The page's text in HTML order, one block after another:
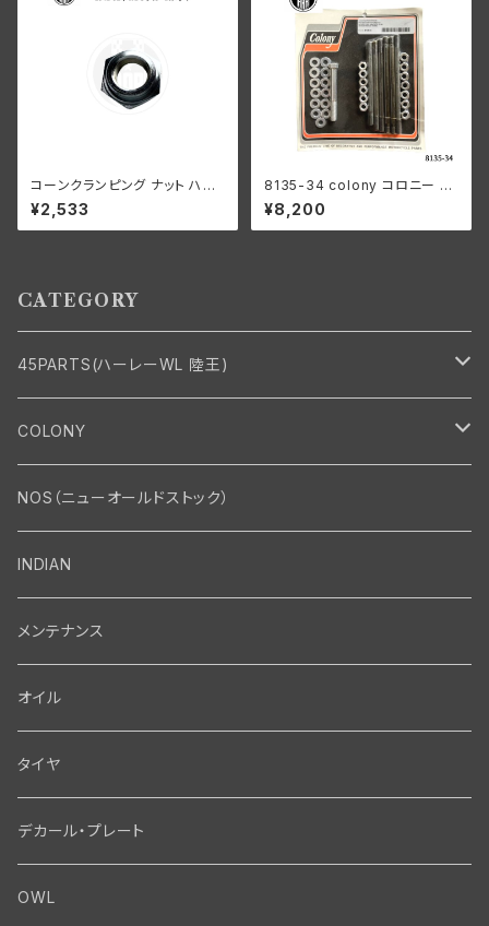
コーンクランピング ナット ハン
ドルバー ハーレーダビッドソン 1
941-52年 WL G クロームメッ
キ
¥2,533
8135-34 colony コロニー カ
ドミメッキ ファスナー モーター
ケース キット ハーレーダビッド
ソン
¥8,200
CATEGORY
45PARTS(ハーレーWL 陸王)
エンジン
エンジン・シリンダーヘッド
バルブ・タペット関係
エンジン関係 ビックツイン
マフラー・インテーク・キャブレター
マフラー関係
インテーク・キャブレター関係
エレクトリカル
ジェネレーター関係
ディストリビューター関係
駆動系
ドライブチェーン関係
スプロケット・ベルトドライブキット
フロントフォーク・フレーム
フロントフォーク関係
ソフテイル用 New Springer Fork
シート・サドルバッグ
シートポスト関係
ソロサドルシート関係
ハンドルバー・タンク・フェンダー
ハンドルバー関係
ホイール・ブレーキ
COLONY
Bolt・Nut
Nut
Screw
Front End・Rear End
Wheel-Brake
Fork-Shockabsorber
Motor
Motor
Carbrator
Transmission・Primary
Transmission-Shifter
Primary-clutch-Kickstarter
Gastank・Oiltank
Oilline
Gastank・Oiltank
Electrical
Electrical
TOOL
NOS（ニューオールドストック）
INDIAN
メンテナンス
オイル
タイヤ
デカール・プレート
OWL